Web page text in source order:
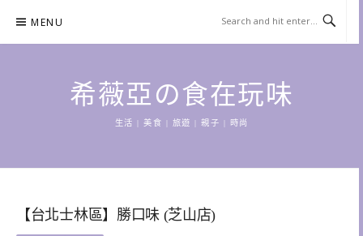
content
MENU
希薇亞の食在玩味
生活 | 美食 | 旅遊 | 親子 | 時尚
【台北士林區】勝口味 (芝山店)